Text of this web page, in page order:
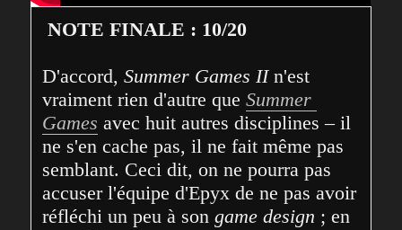
NOTE FINALE : 10/20
D'accord, Summer Games II n'est
vraiment rien d'autre que Summer
Games avec huit autres disciplines – il
ne s'en cache pas, il ne fait même pas
semblant. Ceci dit, on ne pourra pas
accuser l'équipe d'Epyx de ne pas avoir
réfléchi un peu à son game design ; en